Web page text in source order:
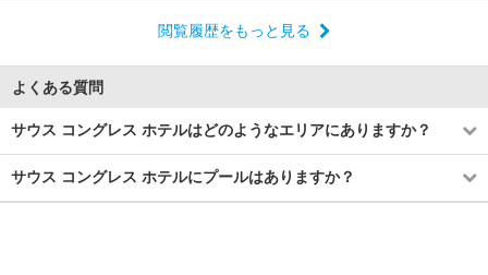
閲覧履歴をもっと見る
よくある質問
サウス コングレス ホテルはどのようなエリアにありますか？
サウス コングレス ホテルにプールはありますか？